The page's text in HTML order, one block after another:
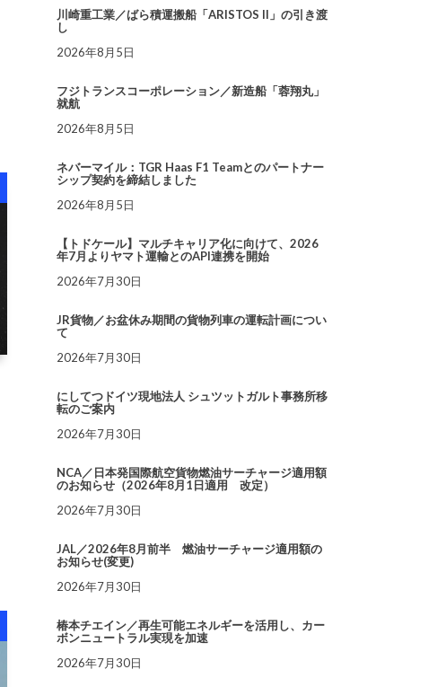
川崎重工業／ばら積運搬船「ARISTOS II」の引き渡
し
2026年8月5日
フジトランスコーポレーション／新造船「蓉翔丸」
就航
2026年8月5日
ネバーマイル：TGR Haas F1 Teamとのパートナー
シップ契約を締結しました
2026年8月5日
【トドケール】マルチキャリア化に向けて、2026
年7月よりヤマト運輸とのAPI連携を開始
2026年7月30日
JR貨物／お盆休み期間の貨物列車の運転計画につい
て
2026年7月30日
にしてつドイツ現地法人 シュツットガルト事務所移
転のご案内
2026年7月30日
NCA／日本発国際航空貨物燃油サーチャージ適用額
のお知らせ（2026年8月1日適用 改定）
2026年7月30日
JAL／2026年8月前半 燃油サーチャージ適用額の
お知らせ(変更)
2026年7月30日
椿本チエイン／再生可能エネルギーを活用し、カー
ボンニュートラル実現を加速
2026年7月30日